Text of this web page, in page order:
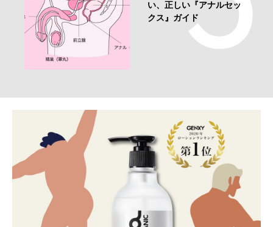
い、正しい『アナルセッ
クス』ガイド